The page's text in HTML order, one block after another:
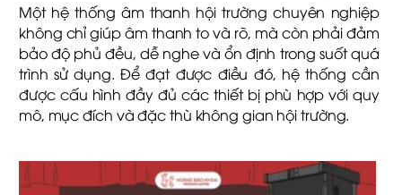
Một hệ thống âm thanh hội trường chuyên nghiệp
không chỉ giúp âm thanh to và rõ, mà còn phải đảm
bảo độ phủ đều, dễ nghe và ổn định trong suốt quá
trình sử dụng. Để đạt được điều đó, hệ thống cần
được cấu hình đầy đủ các thiết bị phù hợp với quy
mô, mục đích và đặc thù không gian hội trường.